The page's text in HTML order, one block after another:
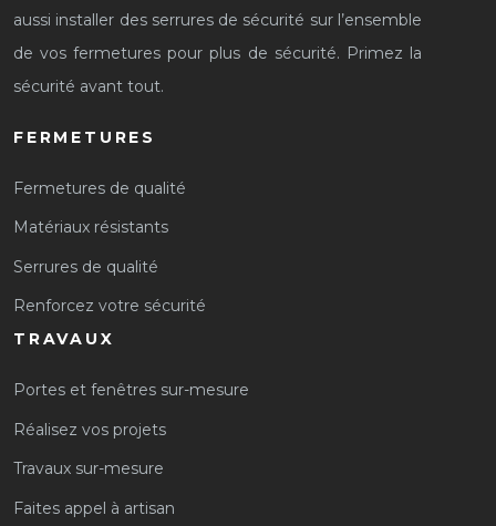
aussi installer des serrures de sécurité sur l’ensemble
de vos fermetures pour plus de sécurité. Primez la
sécurité avant tout.
FERMETURES
Fermetures de qualité
Matériaux résistants
Serrures de qualité
Renforcez votre sécurité
TRAVAUX
Portes et fenêtres sur-mesure
Réalisez vos projets
Travaux sur-mesure
Faites appel à artisan